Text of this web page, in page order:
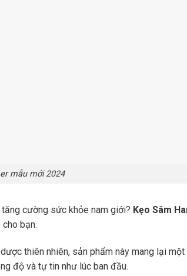
mẫu mới 2024
cường sức khỏe nam giới? Kẹo Sâm
bạn.
thiên nhiên, sản phẩm này mang lại
độ và tự tin như lúc ban đầu.